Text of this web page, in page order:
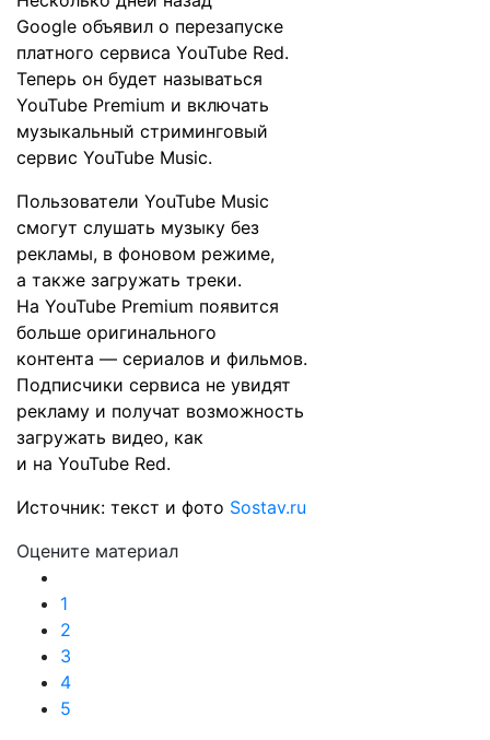
Google объявил о перезапуске
платного сервиса YouTube Red.
Теперь он будет называться
YouTube Premium и включать
музыкальный стриминговый
сервис YouTube Music.
Пользователи YouTube Music
смогут слушать музыку без
рекламы, в фоновом режиме,
а также загружать треки.
На YouTube Premium появится
больше оригинального
контента — сериалов и фильмов.
Подписчики сервиса не увидят
рекламу и получат возможность
загружать видео, как
и на YouTube Red.
Источник: текст и фото Sostav.ru
Оцените материал
1
2
3
4
5